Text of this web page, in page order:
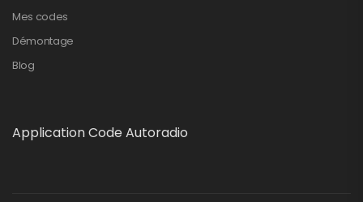
Mes codes
Démontage
Blog
Application Code Autoradio